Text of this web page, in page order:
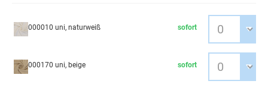
000010 uni, naturweiß sofort
000170 uni, beige sofort